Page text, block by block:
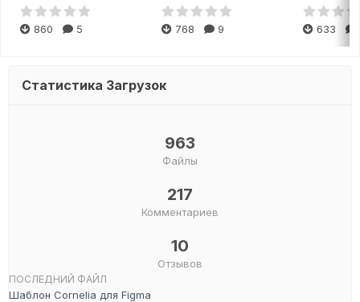
860 5 768 9 633
Статистика Загрузок
963
Файлы
217
Комментариев
10
Отзывов
ПОСЛЕДНИЙ ФАЙЛ
Шаблон Cornelia для Figma